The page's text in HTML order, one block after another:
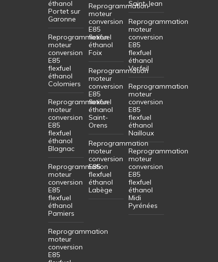
éthanol
Portet sur
Garonne
Reprogrammation
moteur
conversion
E85
flexfuel
éthanol
Colomiers
Reprogrammation
moteur
conversion
E85
flexfuel
éthanol
Blagnac
Reprogrammation
moteur
conversion
E85
flexfuel
éthanol
Pamiers
Reprogrammation
moteur
conversion
E85
Reprogrammation
moteur
conversion
E85
flexfuel
éthanol
Foix
Reprogrammation
moteur
conversion
E85
flexfuel
éthanol
Saint-
Orens
Reprogrammation
moteur
conversion
E85
flexfuel
éthanol
Labège
Saint-Jean
Reprogrammation
moteur
conversion
E85
flexfuel
éthanol
Verfeil
Reprogrammation
moteur
conversion
E85
flexfuel
éthanol
Nailloux
Reprogrammation
moteur
conversion
E85
flexfuel
éthanol
Midi
Pyrénées